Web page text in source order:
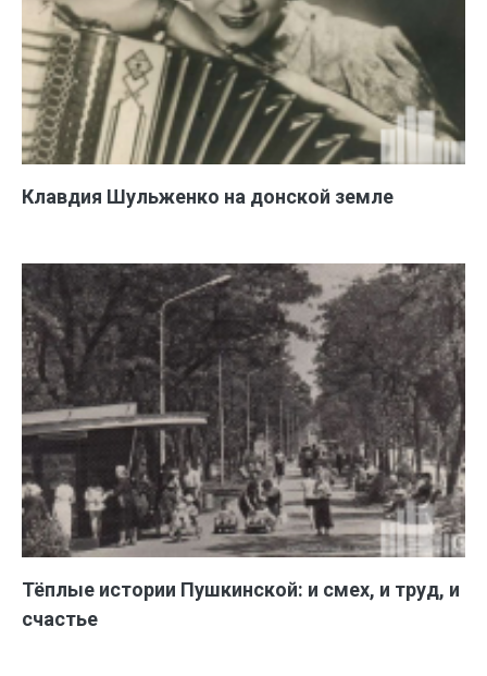
Клавдия Шульженко на донской земле
Тёплые истории Пушкинской: и смех, и труд, и
счастье